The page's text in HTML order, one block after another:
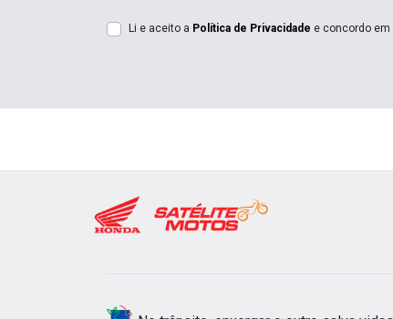
Li e aceito a Política de Privacidade e concordo